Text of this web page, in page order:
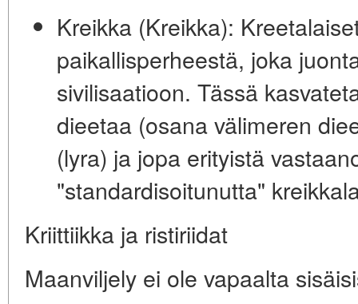
Kreikka (Kreikka):
paikallisperheestä, joka
sivilisaatioon. Tässä
dieetaa (osana välimeren
(lyra) ja jopa erityistä
"standardisoitunutta"
Kriittiikka ja ristiriidat
Maanviljely ei ole vapaalta